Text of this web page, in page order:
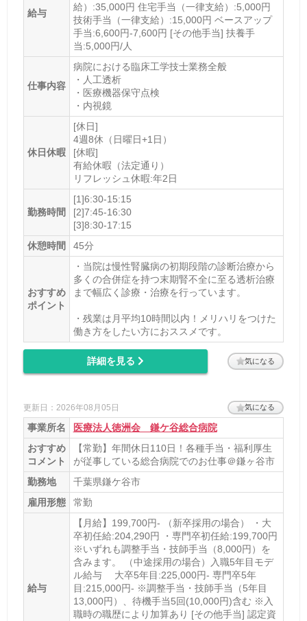
休診日
149
住所
千葉県館山市山本1155[地図]
最寄り駅2
最寄り駅3
ホームページ
http://www.awairyo.jp/
給与
給）:35,000円 住宅手当（一律支給）:5,000円
技術手当（一律支給）:15,000円 ベースアップ
手当:6,600円-7,600円 [その他手当] 扶養手
当:5,000円/人
仕事内容
病院における臨床工学技士業務全般
・人工透析
・医療機器保守点検
・内視鏡
休日休暇
[休日]
4週8休（日曜日+1日）
[休暇]
有給休暇（法定通り）
リフレッシュ休暇:年2日
勤務時間
[1]6:30-15:15
[2]7:45-16:30
[3]8:30-17:15
休憩時間
45分
おすすめ
ポイント
・当院は慢性腎臓病の初期段階の診断治療から
多くの合併症を持つ末期腎不全に至る透析治療
まで幅広く診療・治療を行っています。
・残業は月平均10時間以内！メリハリをつけた
働き方をしたい方におススメです。
詳細を見る 気になる
更新日：2026年08月05日 気になる
事業所名
医療法人徳洲会 鎌ケ谷総合病院
おすすめ
コメント
【常勤】年間休日110日！各種手当・福利厚生
が従事している総合病院でのお仕事＠鎌ヶ谷市
勤務地
千葉県鎌ケ谷市
雇用形態
常勤
給与
【月給】199,700円- （新卒採用の場合） ・大
卒初任給:204,290円 ・専門卒初任給:199,700円
※いずれも調整手当・技師手当（8,000円）を
含みます。 （中途採用の場合）入職5年目モデ
ル給与 大卒5年目:225,000円- 専門卒5年
目:215,000円- ※調整手当・技師手当（5年目
13,000円）、待機手当5回(10,000円)含む ※入
職時の職歴により加算あり [その他手当] 認定資